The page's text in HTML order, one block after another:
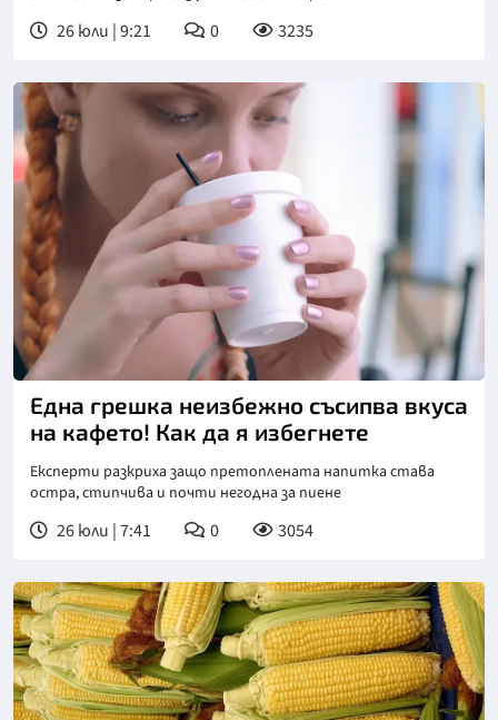
26 юли | 9:21 0 3235
Снимка: Пиксабей
Една грешка неизбежно съсипва вкуса
на кафето! Как да я избегнете
Експерти разкриха защо претоплената напитка става
остра, стипчива и почти негодна за пиене
26 юли | 7:41 0 3054